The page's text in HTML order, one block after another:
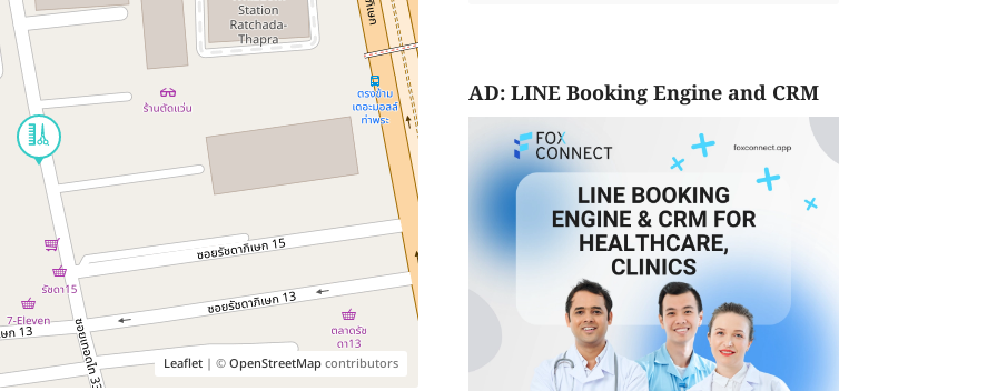
Leaflet| ©OpenStreetMapcontributors
AD: LINE Booking Engine and CRM